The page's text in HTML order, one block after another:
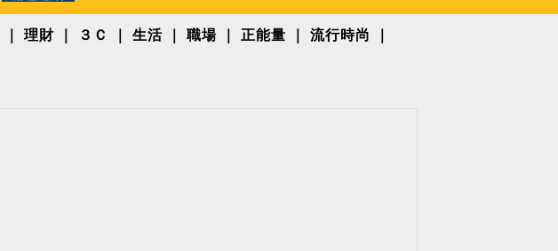
理財 ３Ｃ 生活 職場 正能量 流行時尚